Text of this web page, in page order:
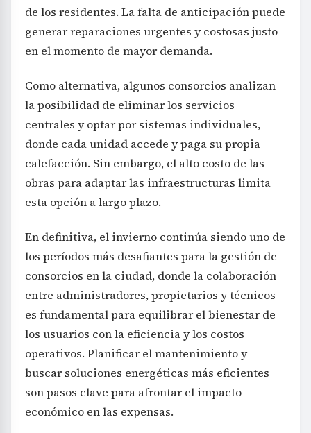
de los residentes. La falta de anticipación puede
generar reparaciones urgentes y costosas justo
en el momento de mayor demanda.
Como alternativa, algunos consorcios analizan
la posibilidad de eliminar los servicios
centrales y optar por sistemas individuales,
donde cada unidad accede y paga su propia
calefacción. Sin embargo, el alto costo de las
obras para adaptar las infraestructuras limita
esta opción a largo plazo.
En definitiva, el invierno continúa siendo uno de
los períodos más desafiantes para la gestión de
consorcios en la ciudad, donde la colaboración
entre administradores, propietarios y técnicos
es fundamental para equilibrar el bienestar de
los usuarios con la eficiencia y los costos
operativos. Planificar el mantenimiento y
buscar soluciones energéticas más eficientes
son pasos clave para afrontar el impacto
económico en las expensas.